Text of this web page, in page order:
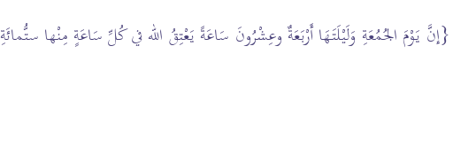
{إنَّ يَوْمَ الجُمُعَةِ وَلَيْلَتَهَا أَرْبَعَةٌ وعِشْرُونَ سَاعَةً يَعْتِقُ الله في كُلِّ سَاعَةٍ مِنْها ستُّمائَةِ